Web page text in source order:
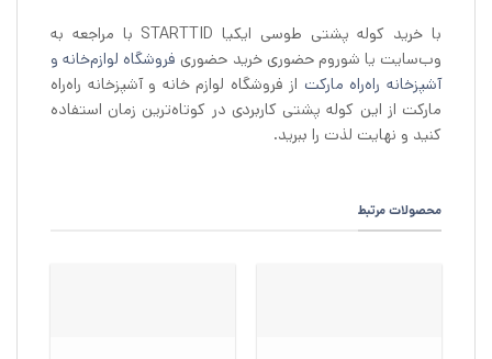
با خرید کوله پشتی طوسی ایکیا STARTTID با مراجعه به
وب‌سایت یا شوروم حضوری خرید حضوری فروشگاه لوازم‌خانه و
آشپزخانه راه‌راه مارکت از فروشگاه لوازم خانه و آشپزخانه راه‌راه
مارکت از این کوله پشتی کاربردی در کوتاه‌ترین زمان استفاده
کنید و نهایت لذت را ببرید.
محصولات مرتبط